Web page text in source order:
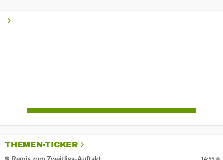
THEMEN-TICKER
14:55